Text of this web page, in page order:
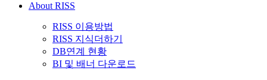
About RISS
RISS 이용방법
RISS 지식더하기
DB연계 현황
BI 및 배너 다운로드